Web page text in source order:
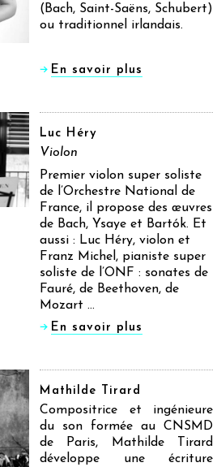
(Bach, Saint-Saëns, Schubert)
ou traditionnel irlandais.
En savoir plus
Luc Héry
Violon
Premier violon super soliste
de l’Orchestre National de
France, il propose des œuvres
de Bach, Ysaye et Bartók. Et
aussi : Luc Héry, violon et
Franz Michel, pianiste super
soliste de l’ONF : sonates de
Fauré, de Beethoven, de
Mozart …
En savoir plus
Mathilde Tirard
Compositrice et ingénieure
du son formée au CNSMD
de Paris, Mathilde Tirard
développe une écriture